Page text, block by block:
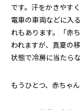
です。汗をかきやす
電車の車両などに入
れもあります。「赤
われますが、真夏の
状態で冷房に当たら
もうひとつ、赤ちゃ